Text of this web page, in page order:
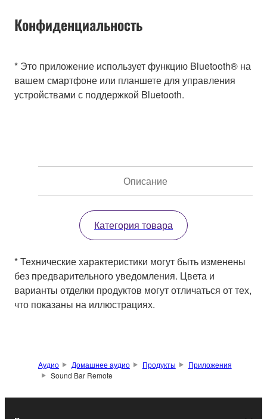
Конфиденциальность
* Это приложение использует функцию Bluetooth® на
вашем смартфоне или планшете для управления
устройствами с поддержкой Bluetooth.
Описание
Категория товара
* Технические характеристики могут быть изменены
без предварительного уведомления. Цвета и
варианты отделки продуктов могут отличаться от тех,
что показаны на иллюстрациях.
Аудио Домашнее аудио Продукты
Приложения
Sound Bar Remote